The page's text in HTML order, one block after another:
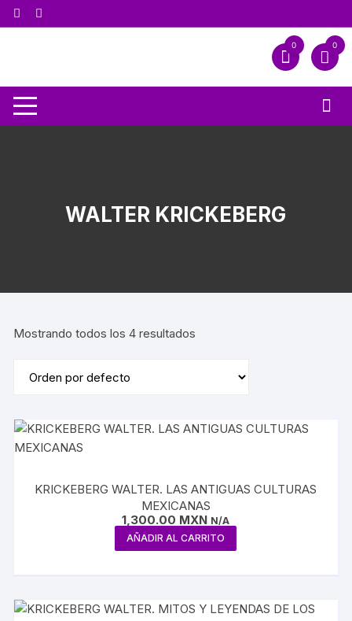
0 0
WALTER KRICKEBERG
Mostrando todos los 4 resultados
KRICKEBERG WALTER. LAS ANTIGUAS CULTURAS
MEXICANAS
1,300.00 MXN N/A
AÑADIR AL CARRITO